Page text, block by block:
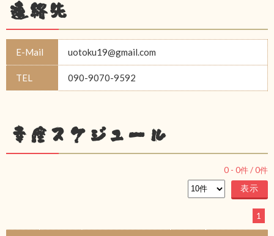
連絡先
E-Mail uotoku19@gmail.com
TEL 090-9070-9592
幸座スケジュール
0 - 0件 /0件
1